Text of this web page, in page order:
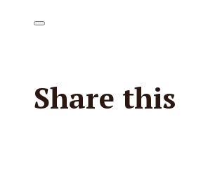
Share this